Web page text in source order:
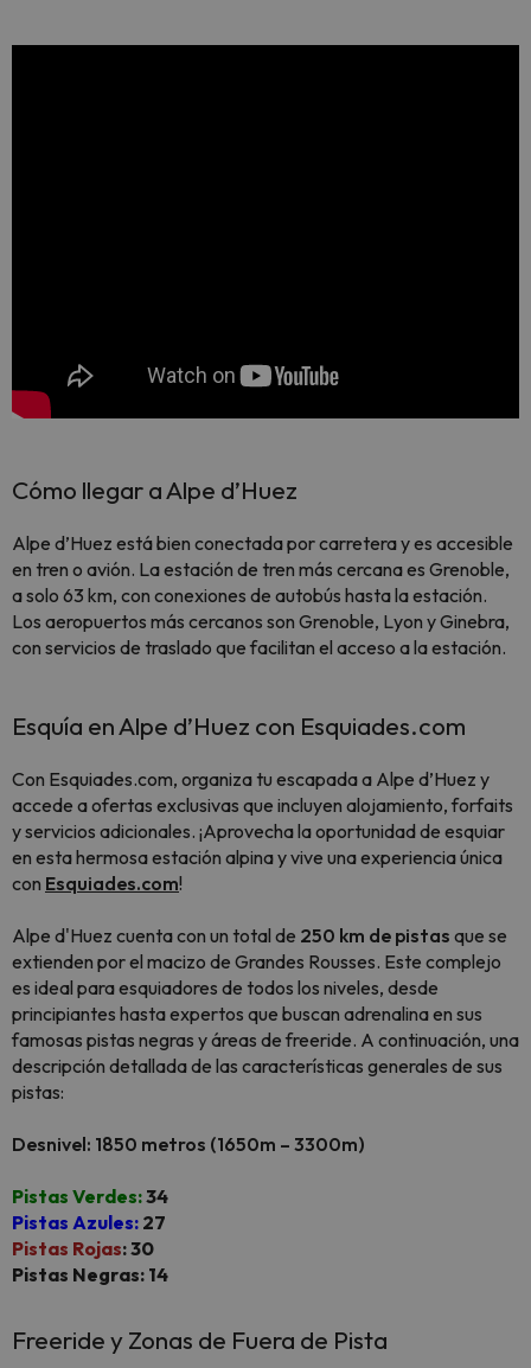
Cómo llegar a Alpe d’Huez
Alpe d’Huez está bien conectada por carretera y es accesible
en tren o avión. La estación de tren más cercana es Grenoble,
a solo 63 km, con conexiones de autobús hasta la estación.
Los aeropuertos más cercanos son Grenoble, Lyon y Ginebra,
con servicios de traslado que facilitan el acceso a la estación.
Esquía en Alpe d’Huez con Esquiades.com
Con Esquiades.com, organiza tu escapada a Alpe d’Huez y
accede a ofertas exclusivas que incluyen alojamiento, forfaits
y servicios adicionales. ¡Aprovecha la oportunidad de esquiar
en esta hermosa estación alpina y vive una experiencia única
con Esquiades.com!
Alpe d'Huez cuenta con un total de 250 km de pistas que se
extienden por el macizo de Grandes Rousses. Este complejo
es ideal para esquiadores de todos los niveles, desde
principiantes hasta expertos que buscan adrenalina en sus
famosas pistas negras y áreas de freeride. A continuación, una
descripción detallada de las características generales de sus
pistas:
Desnivel: 1850 metros (1650m – 3300m)
Pistas Verdes:34
Pistas Azules: 27
Pistas Rojas: 30
Pistas Negras: 14
Freeride y Zonas de Fuera de Pista